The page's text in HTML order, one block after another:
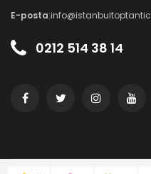
E-posta
0212 514 38 14